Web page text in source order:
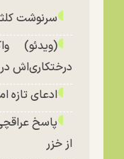
سرنوشت
(ویدئو)
درختکاری‌اش
ادعای تازه
از خزر